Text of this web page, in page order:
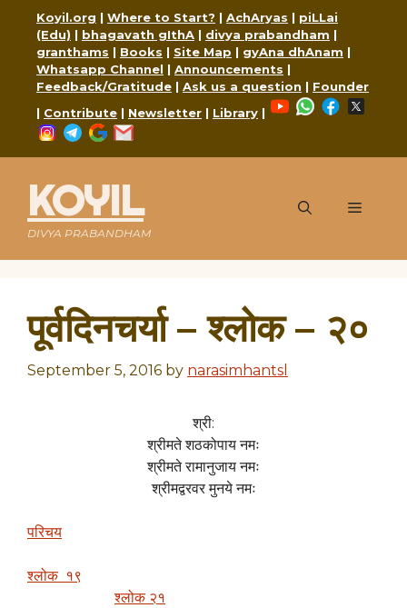
content
Koyil.org | Where to Start? | AchAryas | piLLai
(Edu) | bhagavath gIthA | divya prabandham |
granthams | Books | Site Map | gyAna dhAnam |
Whatsapp Channel | Announcements |
Feedback/Gratitude | Ask us a question | Founder
| Contribute | Newsletter | Library |
YouTubeWhatsApp
Facebook
Instagram
Telegram
Google
KOYIL
DIVYA PRABANDHAM
Menu
पूर्वदिनचर्या – श्लोक – २०
September 5, 2016 by narasimhantsl
श्री:
श्रीमते शठकोपाय नमः
श्रीमते रामानुजाय नमः
श्रीमद्वरवर मुनये नमः
परिचय
श्लोक १९
श्लोक २१